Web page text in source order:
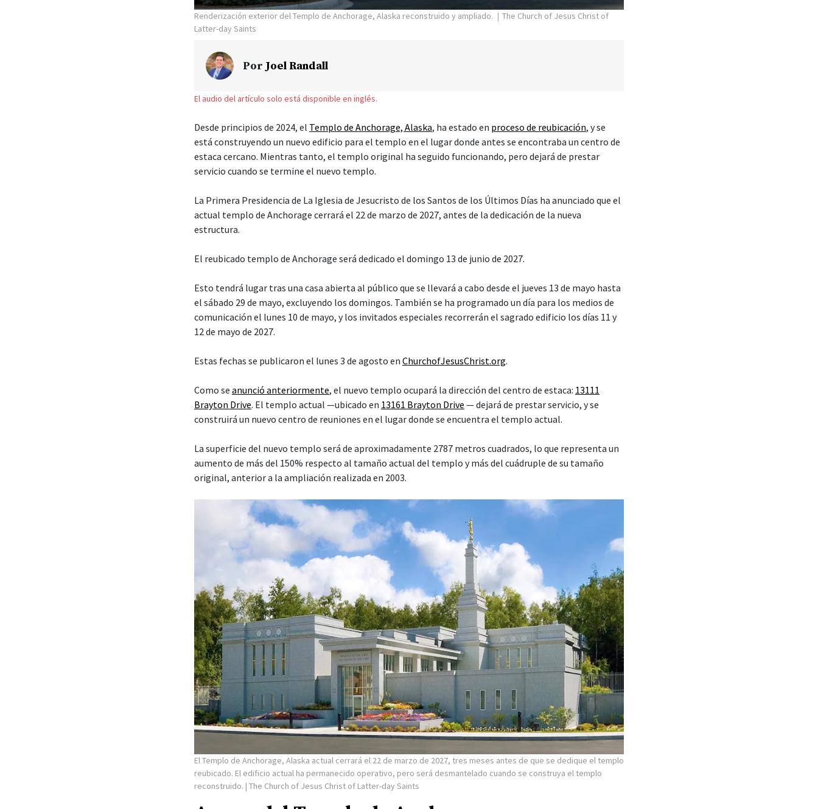
Renderización exterior del Templo de Anchorage, Alaska reconstruido y ampliado.
The Church of Jesus Christ of
Latter-day Saints
Por Joel Randall
El audio del artículo solo está disponible en inglés.
Desde principios de 2024, el Templo de Anchorage, Alaska, ha estado en proceso de reubicación, y se
está construyendo un nuevo edificio para el templo en el lugar donde antes se encontraba un centro de
estaca cercano. Mientras tanto, el templo original ha seguido funcionando, pero dejará de prestar
servicio cuando se termine el nuevo templo.
La Primera Presidencia de La Iglesia de Jesucristo de los Santos de los Últimos Días ha anunciado que el
actual templo de Anchorage cerrará el 22 de marzo de 2027, antes de la dedicación de la nueva
estructura.
El reubicado templo de Anchorage será dedicado el domingo 13 de junio de 2027.
Esto tendrá lugar tras una casa abierta al público que se llevará a cabo desde el jueves 13 de mayo hasta
el sábado 29 de mayo, excluyendo los domingos. También se ha programado un día para los medios de
comunicación el lunes 10 de mayo, y los invitados especiales recorrerán el sagrado edificio los días 11 y
12 de mayo de 2027.
Estas fechas se publicaron el lunes 3 de agosto en ChurchofJesusChrist.org.
Como se anunció anteriormente, el nuevo templo ocupará la dirección del centro de estaca: 13111
Brayton Drive. El templo actual —ubicado en 13161 Brayton Drive — dejará de prestar servicio, y se
construirá un nuevo centro de reuniones en el lugar donde se encuentra el templo actual.
La superficie del nuevo templo será de aproximadamente 2787 metros cuadrados, lo que representa un
aumento de más del 150% respecto al tamaño actual del templo y más del cuádruple de su tamaño
original, anterior a la ampliación realizada en 2003.
El Templo de Anchorage, Alaska actual cerrará el 22 de marzo de 2027, tres meses antes de que se dedique el templo
reubicado. El edificio actual ha permanecido operativo, pero será desmantelado cuando se construya el templo
reconstruido. | The Church of Jesus Christ of Latter-day Saints